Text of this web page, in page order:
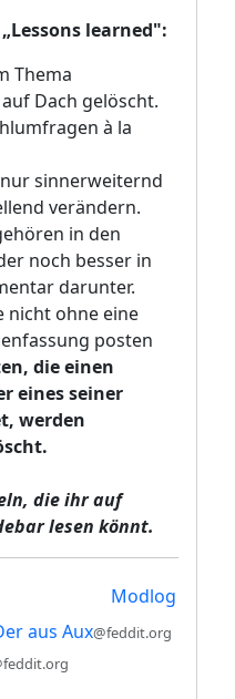
learned":
Thema
Dach gelöscht.
à la
sinnerweiternd
verändern.
in den
noch besser in
darunter.
nicht ohne eine
posten
die einen
eines seiner
werden
die ihr auf
lesen könnt.
Modlog
aus Aux@feddit.org